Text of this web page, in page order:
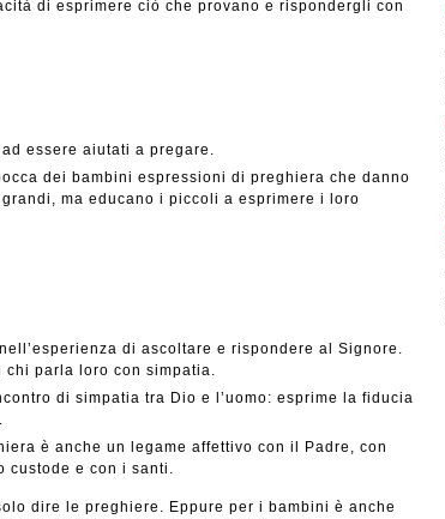
di esprimere ciò che provano e rispondergli con
essere aiutati a pregare.
dei bambini espressioni di preghiera che danno
ma educano i piccoli a esprimere i loro
di ascoltare e rispondere al Signore.
chi parla loro con simpatia.
di simpatia tra Dio e l’uomo: esprime la fiducia
è anche un legame affettivo con il Padre, con
custode e con i santi.
dire le preghiere. Eppure per i bambini è anche